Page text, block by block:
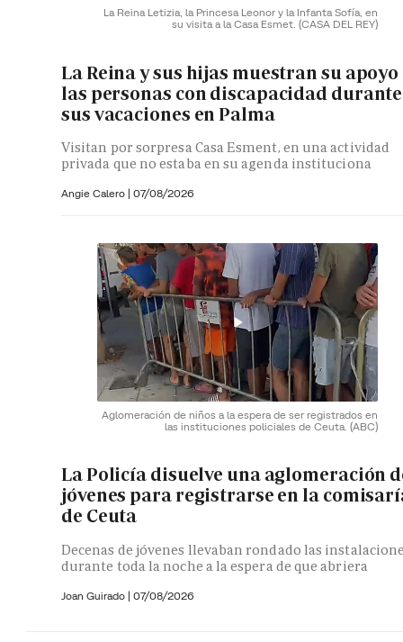
La Reina Letizia, la Princesa Leonor y la Infanta Sofía, en
su visita a la Casa Esmet. (CASA DEL REY)
La Reina y sus hijas muestran su apoyo
las personas con discapacidad durante
sus vacaciones en Palma
Visitan por sorpresa Casa Esment, en una actividad
privada que no estaba en su agenda instituciona
Angie Calero | 07/08/2026
Aglomeración de niños a la espera de ser registrados en
las instituciones policiales de Ceuta. (ABC)
La Policía disuelve una aglomeración
jóvenes para registrarse en la
de Ceuta
Decenas de jóvenes llevaban rondado las
durante toda la noche a la espera de que abriera
Joan Guirado | 07/08/2026